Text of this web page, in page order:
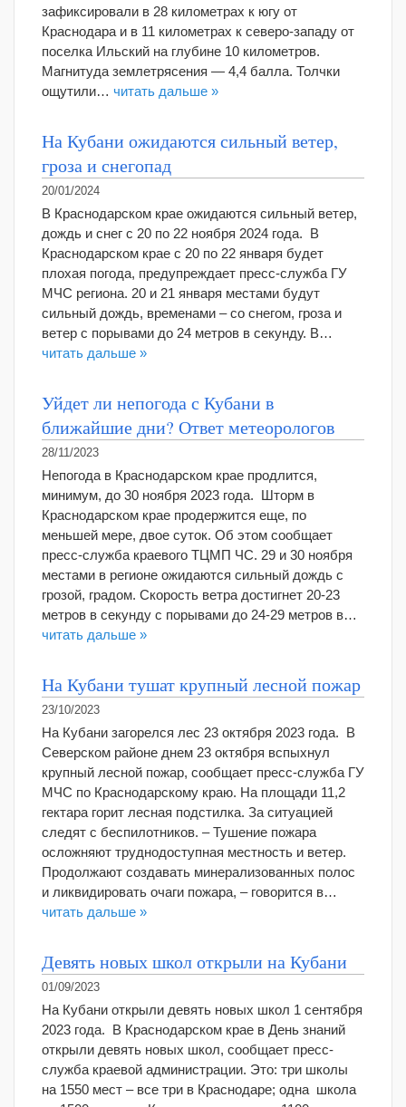
зафиксировали в 28 километрах к югу от
Краснодара и в 11 километрах к северо-западу от
поселка Ильский на глубине 10 километров.
Магнитуда землетрясения — 4,4 балла. Толчки
ощутили… читать дальше »
На Кубани ожидаются сильный ветер,
гроза и снегопад
20/01/2024
В Краснодарском крае ожидаются сильный ветер,
дождь и снег с 20 по 22 ноября 2024 года. В
Краснодарском крае с 20 по 22 января будет
плохая погода, предупреждает пресс-служба ГУ
МЧС региона. 20 и 21 января местами будут
сильный дождь, временами – со снегом, гроза и
ветер с порывами до 24 метров в секунду. В…
читать дальше »
Уйдет ли непогода с Кубани в
ближайшие дни? Ответ метеорологов
28/11/2023
Непогода в Краснодарском крае продлится,
минимум, до 30 ноября 2023 года. Шторм в
Краснодарском крае продержится еще, по
меньшей мере, двое суток. Об этом сообщает
пресс-служба краевого ТЦМП ЧС. 29 и 30 ноября
местами в регионе ожидаются сильный дождь с
грозой, градом. Скорость ветра достигнет 20-23
метров в секунду с порывами до 24-29 метров в…
читать дальше »
На Кубани тушат крупный лесной пожар
23/10/2023
На Кубани загорелся лес 23 октября 2023 года. В
Северском районе днем 23 октября вспыхнул
крупный лесной пожар, сообщает пресс-служба ГУ
МЧС по Краснодарскому краю. На площади 11,2
гектара горит лесная подстилка. За ситуацией
следят с беспилотников. – Тушение пожара
осложняют труднодоступная местность и ветер.
Продолжают создавать минерализованных полос
и ликвидировать очаги пожара, – говорится в…
читать дальше »
Девять новых школ открыли на Кубани
01/09/2023
На Кубани открыли девять новых школ 1 сентября
2023 года. В Краснодарском крае в День знаний
открыли девять новых школ, сообщает пресс-
служба краевой администрации. Это: три школы
на 1550 мест – все три в Краснодаре; одна школа